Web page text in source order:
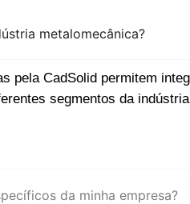
metalomecânica?
pela CadSolid permitem
segmentos da
da minha empresa?